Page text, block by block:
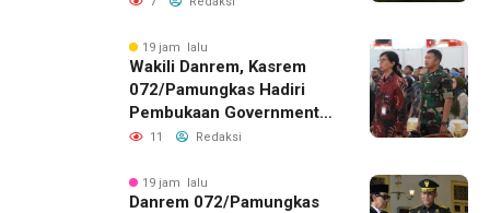
ISTIMEWA
19 jam lalu
Wakili Danrem, Kasrem
072/Pamungkas Hadiri
Pembukaan Government
Procurement Forum &
11 Redaksi
19 jam lalu
Danrem 072/Pamungkas